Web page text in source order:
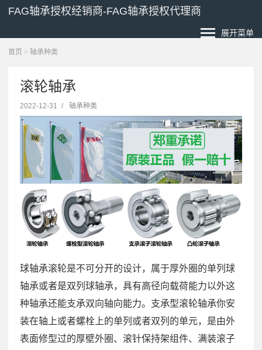
FAG轴承授权经销商-FAG轴承授权代理商
展开菜单
首页 > 轴承种类
滚轮轴承
2022-12-31 / 轴承种类
球轴承滚轮是不可分开的设计，属于厚外圈的单列球
轴承或者是双列球轴承，具有高径向载荷能力以外这
种轴承还能支承双向轴向能力。支承型滚轮轴承你安
装在轴上或者螺栓上的单列或者双列的单元，是由外
表面修型过的厚壁外圈、滚针保持架组件、满装滚子